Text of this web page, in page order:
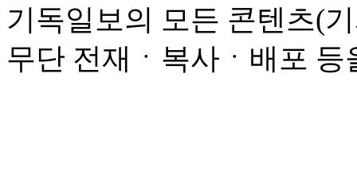
기독일보의 모든 콘텐츠(
무단 전재ㆍ복사ㆍ배포 등